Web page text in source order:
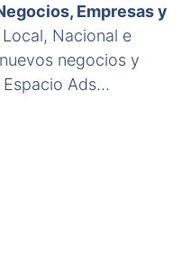
Empresas y
Nacional e
negocios y
Ads…